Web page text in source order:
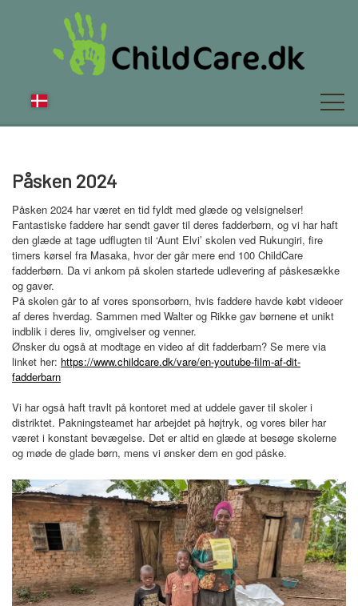
NYT
FAQ
BLIV FADDER
WEBSHOP
PROJEKTER
LOGIN
Påsken 2024
Påsken 2024 har været en tid fyldt med glæde og velsignelser!
Fantastiske faddere har sendt gaver til deres fadderbørn, og vi har haft
den glæde at tage udflugten til ‘Aunt Elvi’ skolen ved Rukungiri, fire
timers kørsel fra Masaka, hvor der går mere end 100 ChildCare
fadderbørn. Da vi ankom på skolen startede udlevering af påskesække
og gaver.
På skolen går to af vores sponsorbørn, hvis faddere havde købt videoer
af deres hverdag. Sammen med Walter og Rikke gav børnene et unikt
indblik i deres liv, omgivelser og venner.
Ønsker du også at modtage en video af dit fadderbarn? Se mere via
linket her: https://www.childcare.dk/vare/en-youtube-film-af-dit-
fadderbarn
Vi har også haft travlt på kontoret med at uddele gaver til skoler i
distriktet. Pakningsteamet har arbejdet på højtryk, og vores biler har
været i konstant bevægelse. Det er altid en glæde at besøge skolerne
og møde de glade børn, mens vi ønsker dem en god påske.